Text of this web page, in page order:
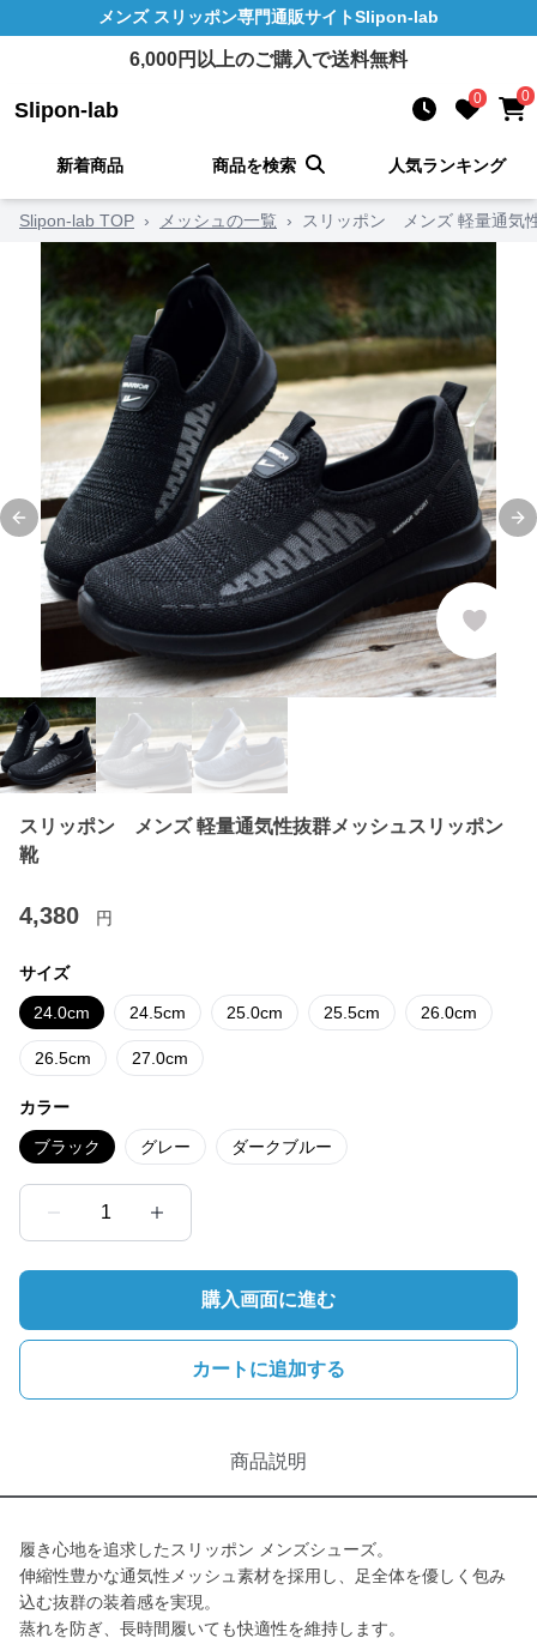
メンズ スリッポン専門通販サイトSlipon-lab
6,000円以上のご購入で送料無料
Slipon-lab 0 0
新着商品 商品を検索 人気ランキング
Slipon-lab TOP › メッシュの一覧 › スリッポン メンズ 軽量通気
Previous slide
スリッポン メンズ 軽量通気性抜群メッシュスリッポン
靴
4,380 円
サイズ
24.0cm 24.5cm 25.0cm 25.5cm 26.0cm
26.5cm 27.0cm
カラー
ブラック グレー ダークブルー
1
購入画面に進む
カートに追加する
商品説明
履き心地を追求したスリッポン メンズシューズ。
伸縮性豊かな通気性メッシュ素材を採用し、足全体を優しく包み
込む抜群の装着感を実現。
蒸れを防ぎ、長時間履いても快適性を維持します。